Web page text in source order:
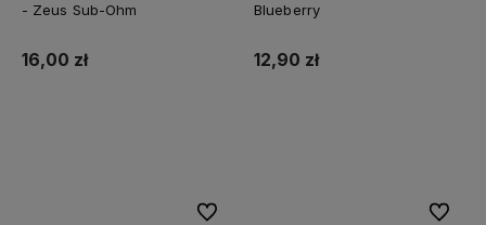
- Zeus Sub-Ohm
16,00 zł
Blueberry
12,90 zł
Do ulubionych Do